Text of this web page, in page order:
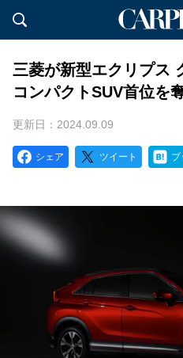
三菱が新型エクリプス
コンパクトSUV首位を
更新日：2024.09.09
シェア ツイート ブ